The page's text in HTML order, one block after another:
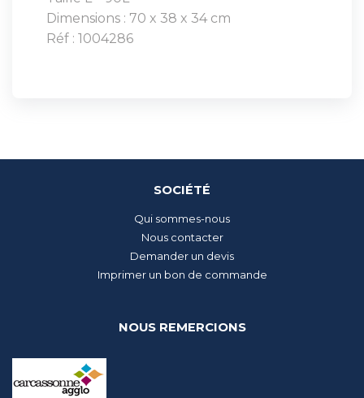
Dimensions : 70 x 38 x 34 cm
Réf : 1004286
SOCIÉTÉ
Qui sommes-nous
Nous contacter
Demander un devis
Imprimer un bon de commande
NOUS REMERCIONS